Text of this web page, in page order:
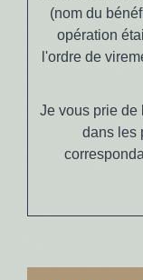
(nom du
opération
l'ordre de
Je vous prie de
dans les